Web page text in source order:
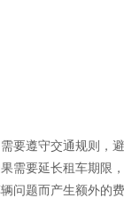
要遵守交通规则，避
需要延长租车期限，
问题而产生额外的费